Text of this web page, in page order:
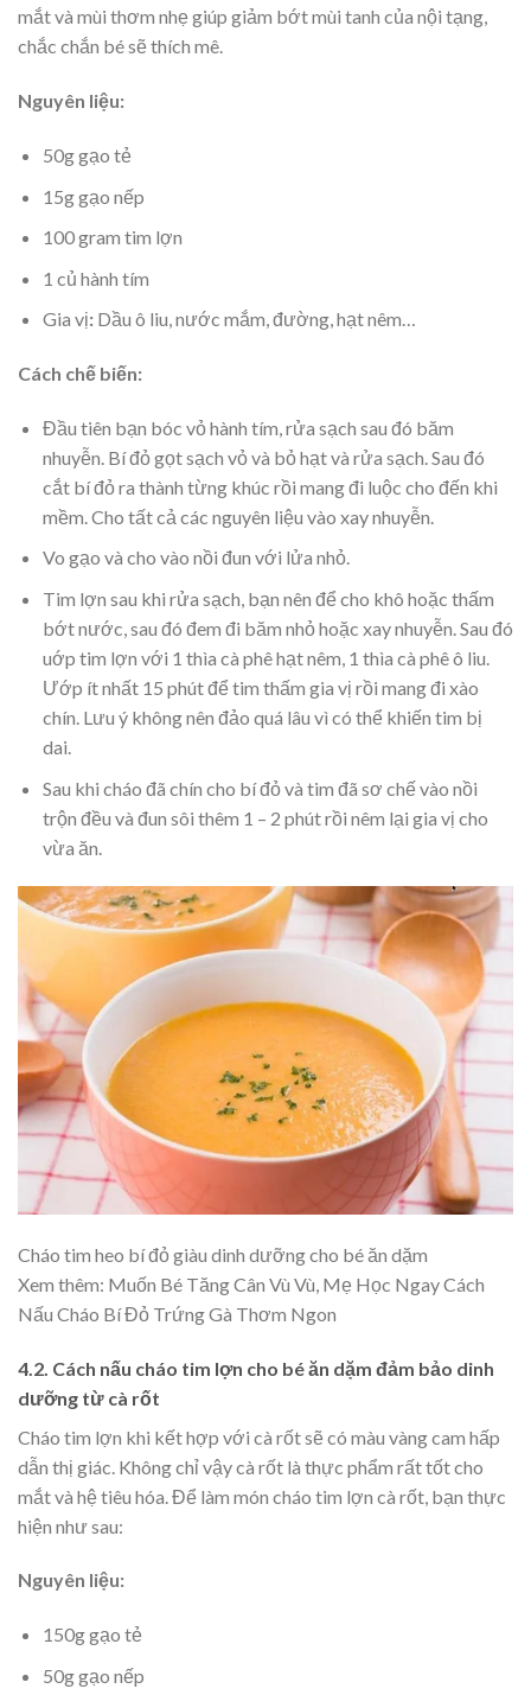
mắt và mùi thơm nhẹ giúp giảm bớt mùi tanh của nội tạng,
chắc chắn bé sẽ thích mê.
Nguyên liệu:
50g gạo tẻ
15g gạo nếp
100 gram tim lợn
1 củ hành tím
Gia vị: Dầu ô liu, nước mắm, đường, hạt nêm…
Cách chế biến:
Đầu tiên bạn bóc vỏ hành tím, rửa sạch sau đó băm
nhuyễn. Bí đỏ gọt sạch vỏ và bỏ hạt và rửa sạch. Sau đó
cắt bí đỏ ra thành từng khúc rồi mang đi luộc cho đến khi
mềm. Cho tất cả các nguyên liệu vào xay nhuyễn.
Vo gạo và cho vào nồi đun với lửa nhỏ.
Tim lợn sau khi rửa sạch, bạn nên để cho khô hoặc thấm
bớt nước, sau đó đem đi băm nhỏ hoặc xay nhuyễn. Sau đó
uớp tim lợn với 1 thìa cà phê hạt nêm, 1 thìa cà phê ô liu.
Ướp ít nhất 15 phút để tim thấm gia vị rồi mang đi xào
chín. Lưu ý không nên đảo quá lâu vì có thể khiến tim bị
dai.
Sau khi cháo đã chín cho bí đỏ và tim đã sơ chế vào nồi
trộn đều và đun sôi thêm 1 – 2 phút rồi nêm lại gia vị cho
vừa ăn.
Cháo tim heo bí đỏ giàu dinh dưỡng cho bé ăn dặm
Xem thêm: Muốn Bé Tăng Cân Vù Vù, Mẹ Học Ngay Cách
Nấu Cháo Bí Đỏ Trứng Gà Thơm Ngon
4.2. Cách nấu cháo tim lợn cho bé ăn dặm đảm bảo dinh
dưỡng từ cà rốt
Cháo tim lợn khi kết hợp với cà rốt sẽ có màu vàng cam hấp
dẫn thị giác. Không chỉ vậy cà rốt là thực phẩm rất tốt cho
mắt và hệ tiêu hóa. Để làm món cháo tim lợn cà rốt, bạn thực
hiện như sau:
Nguyên liệu:
150g gạo tẻ
50g gạo nếp